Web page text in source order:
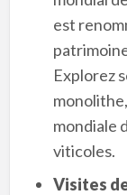
est
Explorez
mondiale
viticoles.
Visites